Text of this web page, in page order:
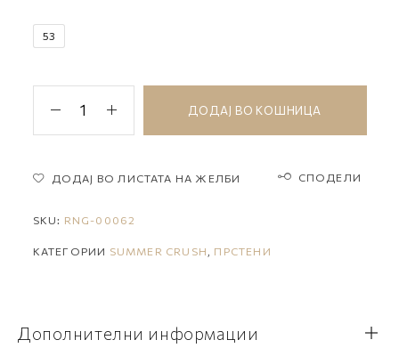
53
ДОДАЈ ВО КОШНИЦА
ДОДАЈ ВО ЛИСТАТА НА ЖЕЛБИ СПОДЕЛИ
SKU: RNG-00062
КАТЕГОРИИ SUMMER CRUSH ПРСТЕНИ
Дополнителни информации